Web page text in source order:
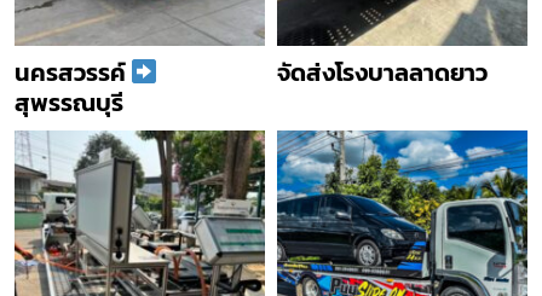
นครสวรรค์
สุพรรณบุรี
จัดส่งโรงบาลลาดยาว